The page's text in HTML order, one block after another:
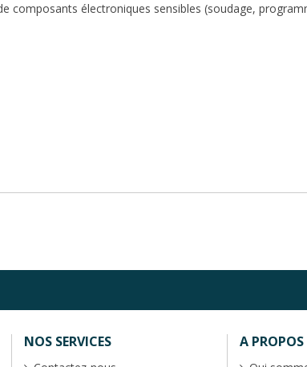
électroniques sensibles (soudage,
NOS SERVICES A